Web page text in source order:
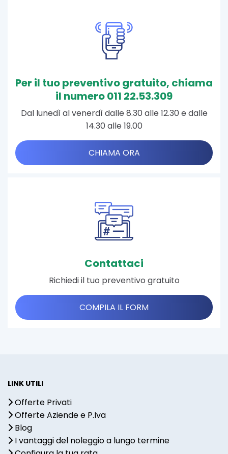
Per il tuo preventivo gratuito, chiama
il numero 011 22.53.309
Dal lunedì al venerdì dalle 8.30 alle 12.30 e dalle
14.30 alle 19.00
CHIAMA ORA
Contattaci
Richiedi il tuo preventivo gratuito
COMPILA IL FORM
LINK UTILI
Offerte Privati
Offerte Aziende e P.Iva
Blog
I vantaggi del noleggio a lungo termine